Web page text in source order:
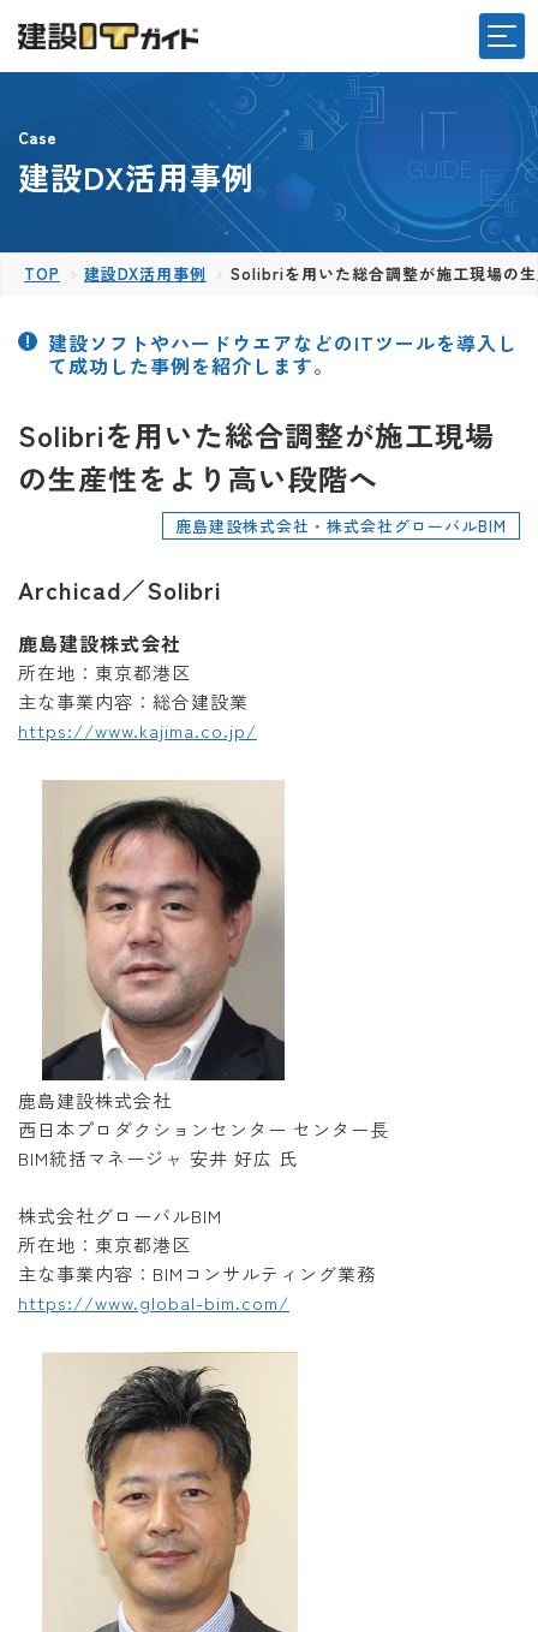
Case
建設DX活用事例
TOP 建設DX活用事例 Solibriを用いた総合調整が施工現場の
建設ソフトやハードウエアなどのITツールを導入し
て成功した事例を紹介します。
Solibriを用いた総合調整が施工現場
の生産性をより高い段階へ
鹿島建設株式会社・株式会社グローバルBIM
Archicad／Solibri
鹿島建設株式会社
所在地：東京都港区
主な事業内容：総合建設業
https://www.kajima.co.jp/
鹿島建設株式会社
西日本プロダクションセンター センター長
BIM統括マネージャ 安井 好広 氏
株式会社グローバルBIM
所在地：東京都港区
主な事業内容：BIMコンサルティング業務
https://www.global-bim.com/